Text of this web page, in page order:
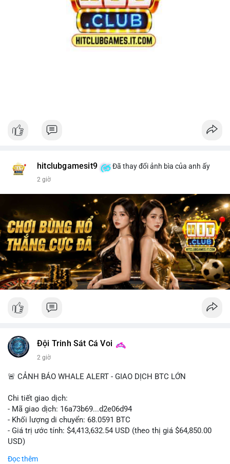
hitclubgamesit9 Đã thay đổi ảnh bìa của anh ấy
2 giờ
Đội Trinh Sát Cá Voi
2 giờ
🚨 CẢNH BÁO WHALE ALERT - GIAO DỊCH BTC LỚN
Chi tiết giao dịch:
- Mã giao dịch: 16a73b69...d2e06d94
- Khối lượng di chuyển: 68.0591 BTC
- Giá trị ước tính: $4,413,632.54 USD (theo thị giá $64,850.00
USD)
Đọc thêm